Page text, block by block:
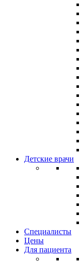
Детские врачи
Специалисты
Цены
Для пациента